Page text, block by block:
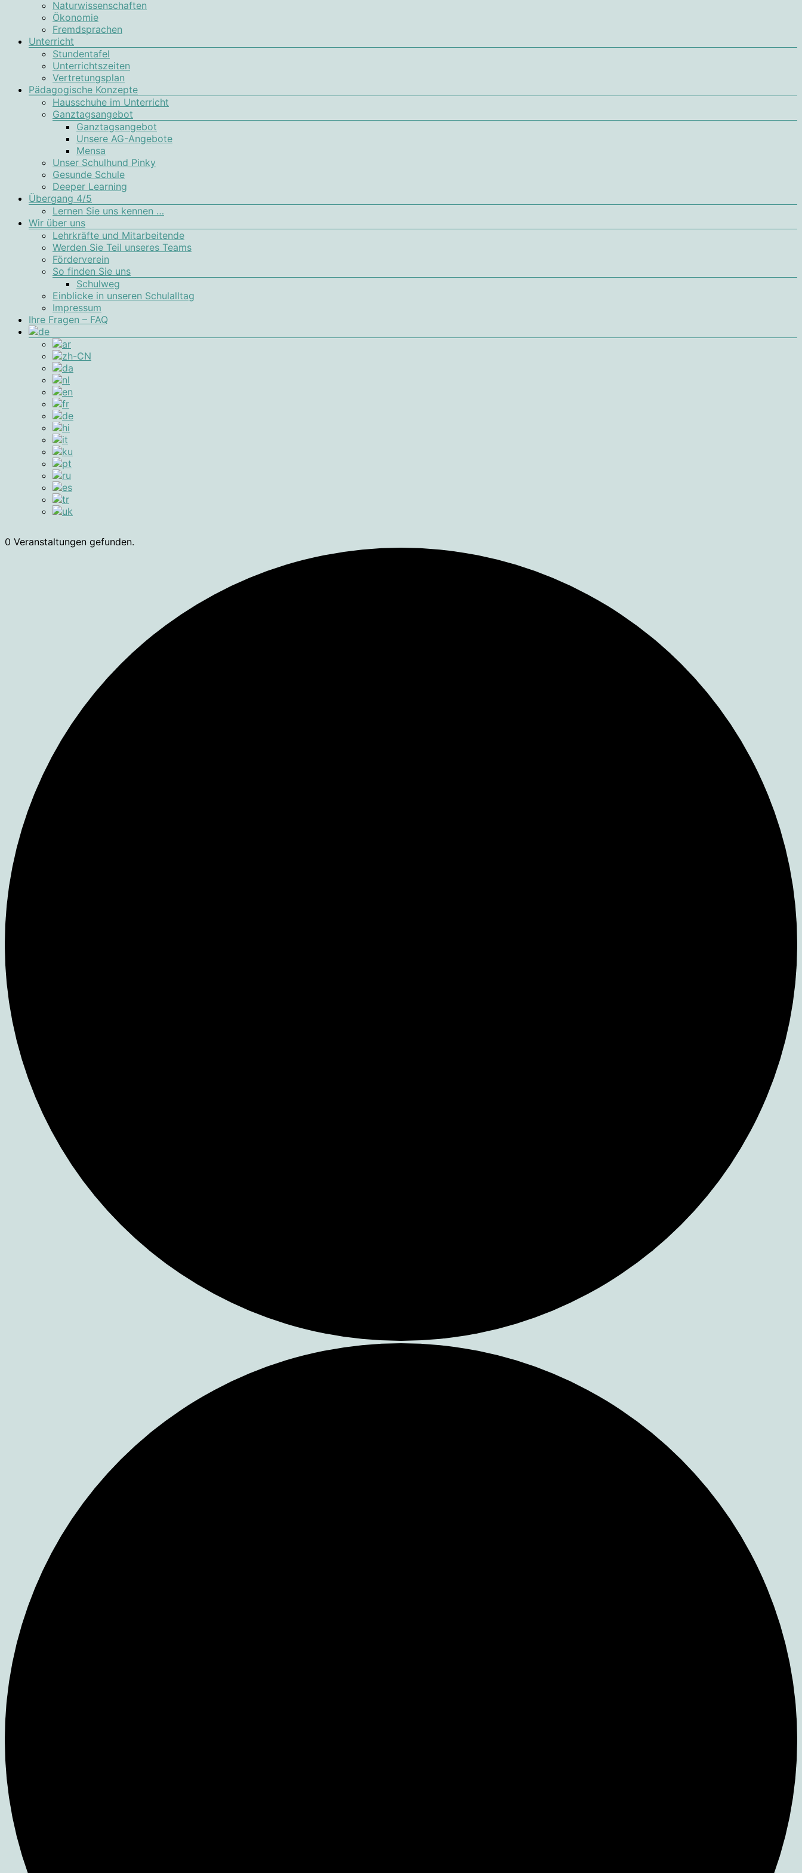
Naturwissenschaften
Ökonomie
Fremdsprachen
Unterricht
Stundentafel
Unterrichtszeiten
Vertretungsplan
Pädagogische Konzepte
Hausschuhe im Unterricht
Ganztagsangebot
Ganztagsangebot
Unsere AG-Angebote
Mensa
Unser Schulhund Pinky
Gesunde Schule
Deeper Learning
Übergang 4/5
Lernen Sie uns kennen …
Wir über uns
Lehrkräfte und Mitarbeitende
Werden Sie Teil unseres Teams
Förderverein
So finden Sie uns
Schulweg
Einblicke in unseren Schulalltag
Impressum
Ihre Fragen – FAQ
0 Veranstaltungen gefunden.